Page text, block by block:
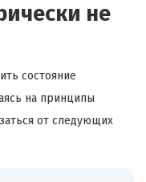
не
состояние
на принципы
от следующих